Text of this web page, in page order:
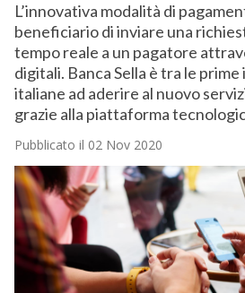
L’innovativa modalità di
beneficiario di inviare una
tempo reale a un pagatore
digitali. Banca Sella è tra le
italiane ad aderire al nuovo
grazie alla piattaforma
Pubblicato il 02 Nov 2020